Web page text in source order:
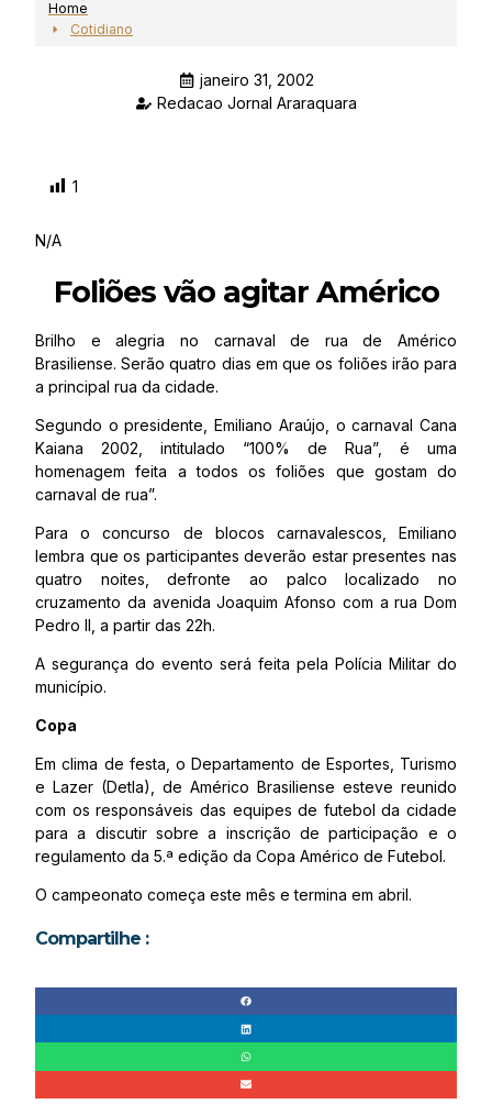
Home
Cotidiano
janeiro 31, 2002
Redacao Jornal Araraquara
1
N/A
Foliões vão agitar Américo
Brilho e alegria no carnaval de rua de Américo
Brasiliense. Serão quatro dias em que os foliões irão para
a principal rua da cidade.
Segundo o presidente, Emiliano Araújo, o carnaval Cana
Kaiana 2002, intitulado “100% de Rua”, é uma
homenagem feita a todos os foliões que gostam do
carnaval de rua”.
Para o concurso de blocos carnavalescos, Emiliano
lembra que os participantes deverão estar presentes nas
quatro noites, defronte ao palco localizado no
cruzamento da avenida Joaquim Afonso com a rua Dom
Pedro II, a partir das 22h.
A segurança do evento será feita pela Polícia Militar do
município.
Copa
Em clima de festa, o Departamento de Esportes, Turismo
e Lazer (Detla), de Américo Brasiliense esteve reunido
com os responsáveis das equipes de futebol da cidade
para a discutir sobre a inscrição de participação e o
regulamento da 5.ª edição da Copa Américo de Futebol.
O campeonato começa este mês e termina em abril.
Compartilhe :